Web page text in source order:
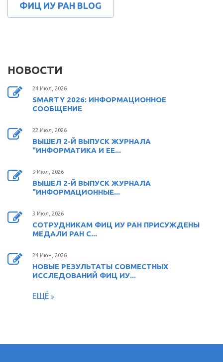
ФИЦ ИУ РАН BLOG
НОВОСТИ
24 Июл, 2026
SMARTY 2026: ИНФОРМАЦИОННОЕ
СООБЩЕНИЕ
22 Июл, 2026
ВЫШЕЛ 2-Й ВЫПУСК ЖУРНАЛА
"ИНФОРМАТИКА И ЕЕ...
9 Июл, 2026
ВЫШЕЛ 2-Й ВЫПУСК ЖУРНАЛА
"ИНФОРМАЦИОННЫЕ...
3 Июл, 2026
СОТРУДНИКАМ ФИЦ ИУ РАН ПРИСУЖДЕНЫ
МЕДАЛИ РАН С...
24 Июн, 2026
НОВЫЕ РЕЗУЛЬТАТЫ СОВМЕСТНЫХ
ИССЛЕДОВАНИЙ ФИЦ ИУ...
ЕЩЁ